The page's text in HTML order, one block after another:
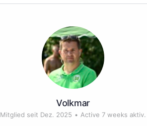
Volkmar
Mitglied seit Dez. 2025 • Active 7 weeks aktiv.